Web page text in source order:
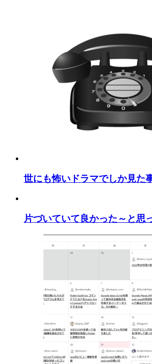
世にも怖いドラマでしか見た
片づいていて良かった～と思